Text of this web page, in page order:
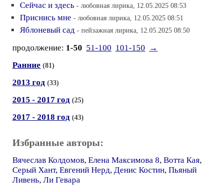
Сейчас и здесь - любовная лирика, 12.05.2025 08:53
Приснись мне - любовная лирика, 12.05.2025 08:51
Яблоневый сад - пейзажная лирика, 12.05.2025 08:50
продолжение: 1-50 51-100 101-150
→
Ранние (81)
2013 год (33)
2015 - 2017 год (25)
2017 - 2018 год (43)
Избранные авторы:
Вячеслав Колдомов, Елена Максимова 8, Вотта Кая,
Серый Хант, Евгений Нерд, Денис Костин, Пьяный
Ливень, Ли Гевара